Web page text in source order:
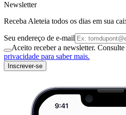
Newsletter
Receba Aleteia todos os dias em sua
Seu endereço de e-mail
Aceito receber a newsletter. Consulte
privacidade para saber mais.
Inscrever-se